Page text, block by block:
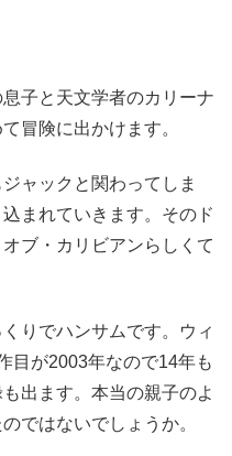
子と天文学者のカリーナ
冒険に出かけます。
ャックと関わってしま
まれていきます。そのド
ブ・カリビアンらしくて
りでハンサムです。ウィ
目が2003年なので14年も
出ます。本当の親子のよ
ではないでしょうか。